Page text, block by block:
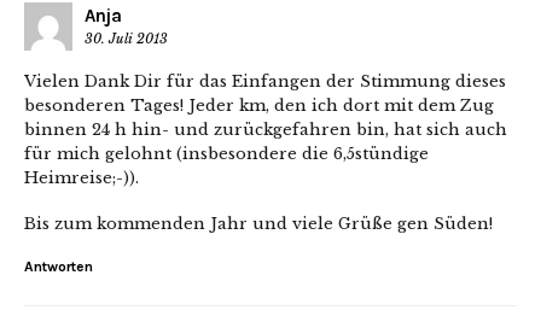
Anja
30. Juli 2013
Vielen Dank Dir für das Einfangen der Stimmung dieses
besonderen Tages! Jeder km, den ich dort mit dem Zug
binnen 24 h hin- und zurückgefahren bin, hat sich auch
für mich gelohnt (insbesondere die 6,5stündige
Heimreise;-)).
Bis zum kommenden Jahr und viele Grüße gen Süden!
Antworten